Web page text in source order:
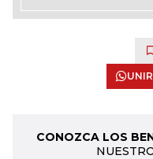
CONOZCA LOS